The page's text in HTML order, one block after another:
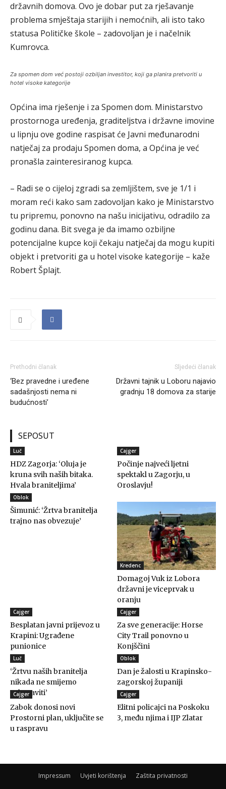
državnih domova. Ovo je dobar put za rješavanje
problema smještaja starijih i nemoćnih, ali isto tako
statusa Političke škole – zadovoljan je i načelnik
Kumrovca.
Za spomen dom već postoji ozbiljan investitor, koji ga planira pretvoriti u
hotel visoke kategorije
Općina ima rješenje i za Spomen dom. Ministarstvo
prostornoga uređenja, graditeljstva i državne imovine
u lipnju ove godine raspisat će Javni međunarodni
natječaj za prodaju Spomen doma, a Općina je već
pronašla zainteresiranog kupca.
– Radi se o cijeloj zgradi sa zemljištem, sve je 1/1 i
moram reći kako sam zadovoljan kako je Ministarstvo
tu pripremu, ponovno na našu inicijativu, odradilo za
godinu dana. Bit svega je da imamo ozbiljne
potencijalne kupce koji čekaju natječaj da mogu kupiti
objekt i pretvoriti ga u hotel visoke kategorije – kaže
Robert Šplajt.
Prethodni članak
‘Bez pravedne i uređene
sadašnjosti nema ni
budućnosti’
Sljedeći članak
Državni tajnik u Loboru najavio
gradnju 18 domova za starije
SEPOSUT
Luč
HDZ Zagorja: ‘Oluja je
kruna svih naših bitaka.
Hvala braniteljima’
Cajger
Počinje najveći ljetni
spektakl u Zagorju, u
Oroslavju!
Oblok
Šimunić: ‘Žrtva branitelja
trajno nas obvezuje’
Kredenc
Domagoj Vuk iz Lobora
državni je viceprvak u
oranju
Cajger
Besplatan javni prijevoz u
Krapini: Ugrađene
punionice
Cajger
Za sve generacije: Horse
City Trail ponovno u
Konjščini
Luč
‘Žrtvu naših branitelja
nikada ne smijemo
zaboraviti’
Oblok
Dan je žalosti u Krapinsko-
zagorskoj županiji
Cajger
Zabok donosi novi
Prostorni plan, uključite se
u raspravu
Cajger
Elitni policajci na Poskoku
3, među njima i IJP Zlatar
Impressum Uvjeti korištenja Zaštita privatnosti